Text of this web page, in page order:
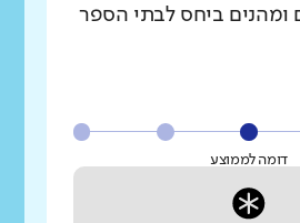
ומהנים ביחס לבתי הספר
דומה לממוצע